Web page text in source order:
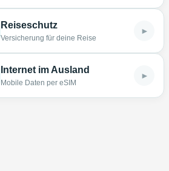
Reiseschutz
Versicherung für deine Reise
►
Internet im Ausland
Mobile Daten per eSIM
►